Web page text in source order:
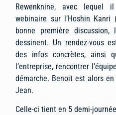
Rewenknine, avec lequel
webinaire sur l’Hoshin
bonne première
dessinent. Un rendez-vous
des infos concrètes, ainsi
l’entreprise, rencontrer
démarche. Benoit est alors
Jean.
Celle-ci tient en 5 demi-